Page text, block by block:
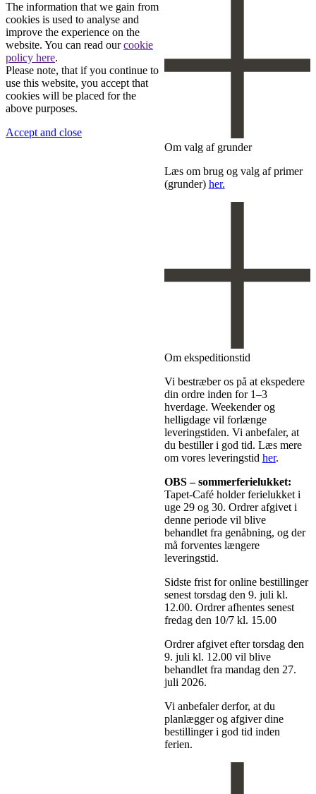
Om valg af grunder
Læs om brug og valg af primer
(grunder) her.
Om ekspeditionstid
Vi bestræber os på at ekspedere
din ordre inden for 1–3
hverdage. Weekender og
helligdage vil forlænge
leveringstiden. Vi anbefaler, at
du bestiller i god tid. Læs mere
om vores leveringstid her.
OBS – sommerferielukket:
Tapet-Café holder ferielukket i
uge 29 og 30. Ordrer afgivet i
denne periode vil blive
behandlet fra genåbning, og der
må forventes længere
leveringstid.
Sidste frist for online bestillinger
senest torsdag den 9. juli kl.
12.00. Ordrer afhentes senest
fredag den 10/7 kl. 15.00
Ordrer afgivet efter torsdag den
9. juli kl. 12.00 vil blive
behandlet fra mandag den 27.
juli 2026.
Vi anbefaler derfor, at du
planlægger og afgiver dine
bestillinger i god tid inden
ferien.
The information that we gain from
cookies is used to analyse and
improve the experience on the
website. You can read ourcookie
policy here.
Please note, that if you continue to
use this website, you accept that
cookies will be placed for the
above purposes.
Accept and close